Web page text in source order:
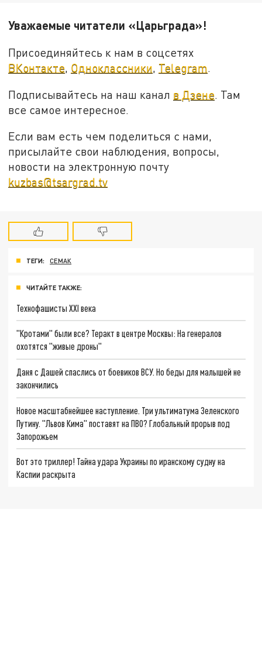
Уважаемые читатели «Царьграда»!
Присоединяйтесь к нам в соцсетях
ВКонтакте, Одноклассники, Telegram.
Подписывайтесь на наш канал в Дзене . Там
все самое интересное.
Если вам есть чем поделиться с нами,
присылайте свои наблюдения, вопросы,
новости на электронную почту
kuzbas@tsargrad.tv
ТЕГИ: СЕМАК
ЧИТАЙТЕ ТАКЖЕ:
Технофашисты XXI века
"Кротами" были все? Теракт в центре Москвы: На генералов
охотятся "живые дроны"
Даня с Дашей спаслись от боевиков ВСУ. Но беды для малышей не
закончились
Новое масштабнейшее наступление. Три ультиматума Зеленского
Путину. "Львов Кима" поставят на ПВО? Глобальный прорыв под
Запорожьем
Вот это триллер! Тайна удара Украины по иранскому судну на
Каспии раскрыта